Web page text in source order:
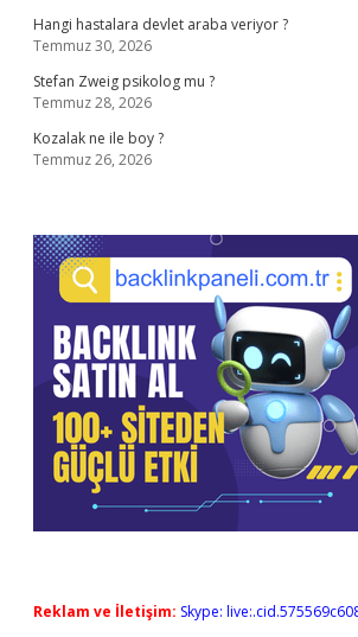
Hangi hastalara devlet araba veriyor ?
Temmuz 30, 2026
Stefan Zweig psikolog mu ?
Temmuz 28, 2026
Kozalak ne ile boy ?
Temmuz 26, 2026
Reklam ve İletişim: Skype: